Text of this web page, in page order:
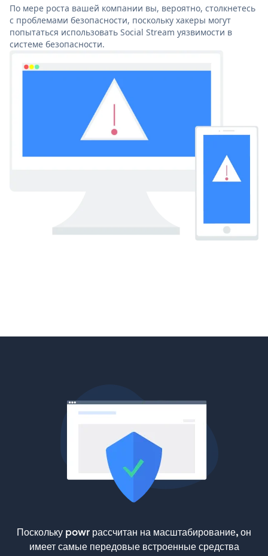
По мере роста вашей компании вы, вероятно, столкнетесь
с проблемами безопасности, поскольку хакеры могут
попытаться использовать Social Stream уязвимости в
системе безопасности.
Поскольку powr рассчитан на масштабирование, он
имеет самые передовые встроенные средства